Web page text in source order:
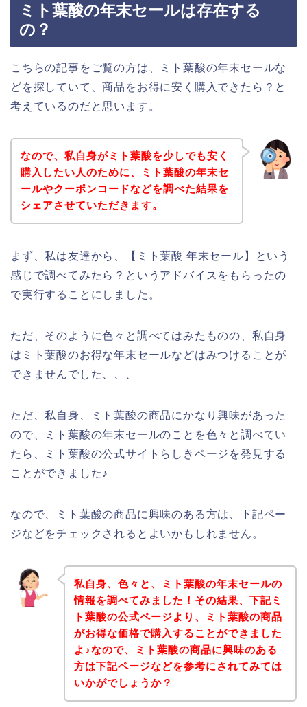
ミト葉酸の年末セールは存在する
の？
こちらの記事をご覧の方は、ミト葉酸の年末セールな
どを探していて、商品をお得に安く購入できたら？と
考えているのだと思います。
なので、私自身がミト葉酸を少しでも安く
購入したい人のために、ミト葉酸の年末セ
ールやクーポンコードなどを調べた結果を
シェアさせていただきます。
まず、私は友達から、【ミト葉酸 年末セール】という
感じで調べてみたら？というアドバイスをもらったの
で実行することにしました。
ただ、そのように色々と調べてはみたものの、私自身
はミト葉酸のお得な年末セールなどはみつけることが
できませんでした、、、
ただ、私自身、ミト葉酸の商品にかなり興味があった
ので、ミト葉酸の年末セールのことを色々と調べてい
たら、ミト葉酸の公式サイトらしきページを発見する
ことができました♪
なので、ミト葉酸の商品に興味のある方は、下記ペー
ジなどをチェックされるとよいかもしれません。
私自身、色々と、ミト葉酸の年末セールの
情報を調べてみました！その結果、下記ミ
ト葉酸の公式ページより、ミト葉酸の商品
がお得な価格で購入することができました
よ♪なので、ミト葉酸の商品に興味のある
方は下記ページなどを参考にされてみては
いかがでしょうか？